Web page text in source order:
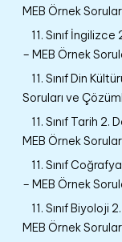
MEB Örnek
11. Sınıf
– MEB Örnek
11. Sınıf Din
Soruları ve
11. Sınıf Tarih 2.
MEB Örnek
11. Sınıf
– MEB Örnek
11. Sınıf Biyoloji
MEB Örnek